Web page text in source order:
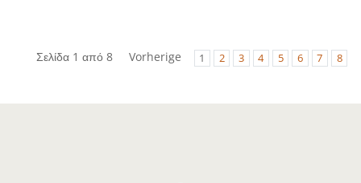
Σελίδα 1 από 8 Vorherige 1 2 3 4 5 6 7 8